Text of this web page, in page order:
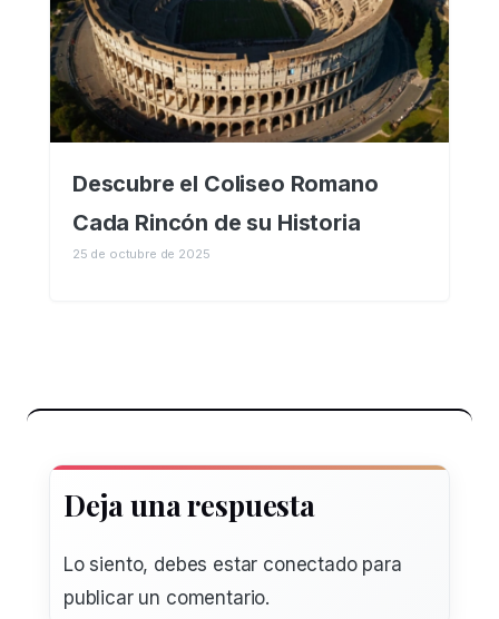
Descubre el Coliseo Romano
Cada Rincón de su Historia
25 de octubre de 2025
Deja una respuesta
Lo siento, debes estar conectadopara
publicar un comentario.